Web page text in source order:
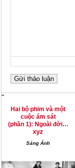
"
Hai bộ phim và một
cuộc ám sát
(phần 1): Ngoài đời…
xyz
Sáng Ánh